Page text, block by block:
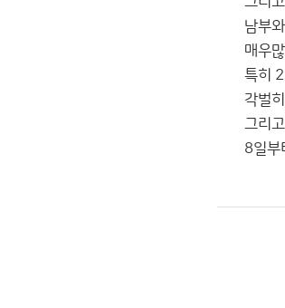
남부
매우
특히
각벌
그리
8일부